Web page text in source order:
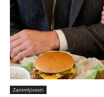
Zanimljivosti